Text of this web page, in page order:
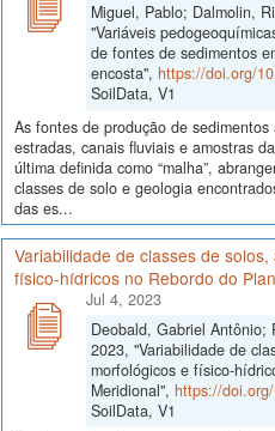
Miguel, Pablo; Dalmolin,
"Variáveis
de fontes de sedimentos
encosta", https://doi.org/
SoilData, V1
As fontes de produção de
estradas, canais fluviais e amostras
última definida como “malha”,
classes de solo e geologia
das es...
Variabilidade de classes de
físico-hídricos no Rebordo do
Jul 4, 2023
Deobald, Gabriel Antônio;
2023, "Variabilidade de
morfológicos e físico-
Meridional", https://
SoilData, V1